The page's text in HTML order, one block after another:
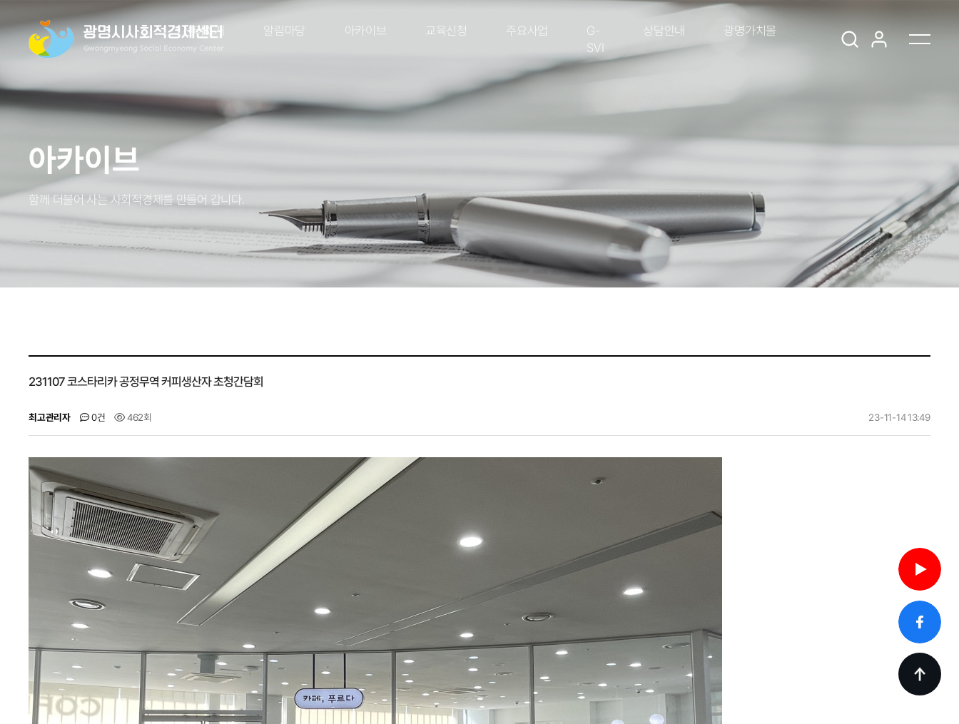
센터소개 알림마당 아카이브 교육신청 주요사업
G-
SVI
상담안내 광명가치몰
아카이브
함께 더불어 사는 사회적경제를 만들어 갑니다.
231107 코스타리카 공정무역 커피생산자 초청간담회
최고관리자 0건 462회 23-11-14 13:49